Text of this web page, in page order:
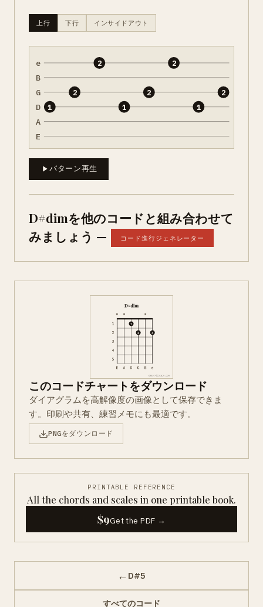
上行 下行 インサイドアウト
e
B
G
D
A
E
1
2
2
1
2
2
1
2
パターン再生
D#dimを他のコードと組み合わせて
みましょう —
コード進行ジェネレーター
このコードチャートをダウンロード
ダイアグラムを高解像度の画像として保存できま
す。印刷や共有、練習メモにも最適です。
PNGをダウンロード
PRINTABLE REFERENCE
All the chords and scales in one printable book.
$9Get the PDF →
← D#5
すべてのコード